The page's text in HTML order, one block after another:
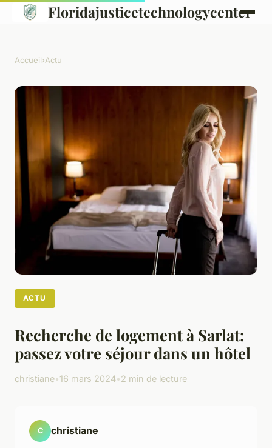
Floridajusticetechnologycenter
Accueil›Actu
ACTU
Recherche de logement à Sarlat:
passez votre séjour dans un hôtel
christiane•16 mars 2024•2 min de lecture
C christiane